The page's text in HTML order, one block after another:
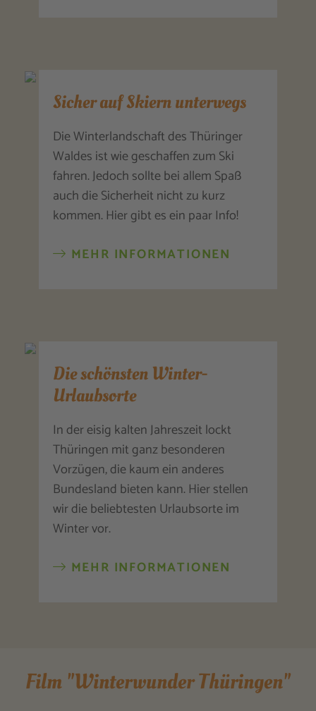
Sicher auf Skiern unterwegs
Die Winterlandschaft des Thüringer
Waldes ist wie geschaffen zum Ski
fahren. Jedoch sollte bei allem Spaß
auch die Sicherheit nicht zu kurz
kommen. Hier gibt es ein paar Info!
MEHR INFORMATIONEN
Die schönsten Winter-
Urlaubsorte
In der eisig kalten Jahreszeit lockt
Thüringen mit ganz besonderen
Vorzügen, die kaum ein anderes
Bundesland bieten kann. Hier stellen
wir die beliebtesten Urlaubsorte im
Winter vor.
MEHR INFORMATIONEN
Film "Winterwunder Thüringen"